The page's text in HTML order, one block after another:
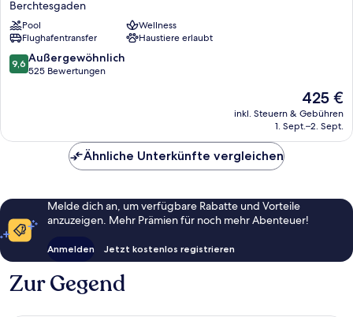
Berchtesgaden
Berchtesgaden
Berchtesgaden
Pool
Wellness
Flughafentransfer
Haustiere erlaubt
9.6
von
9,6 Außergewöhnlich
525 Bewertungen
Der
Preis
beträgt
425 €
inkl. Steuern & Gebühren
1. Sept.–2. Sept.
Ähnliche Unterkünfte vergleichen
Melde dich an, um verfügbare Rabatte und Vorteile
anzuzeigen. Mehr Prämien für noch mehr Abenteuer!
Anmelden Jetzt kostenlos registrieren
Zur Gegend